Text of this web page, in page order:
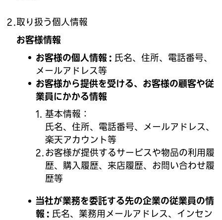
取り扱う個人情報
お客様情報
お客様の個人情報
氏名、住所、電話番号、
メールアドレス等
お客様から提供を受ける、お客様の顧客や従
業員にかかる情報
基本情報
氏名、住所、電話番号、メールアドレス、
楽天アカウント等
お客様が提供するサービスや物品の利用履
歴、購入履歴、来店履歴、お問い合わせ履
歴等
当社が業務を委託する先の企業の従業員の情
報
氏名、業務用メールアドレス、インセン